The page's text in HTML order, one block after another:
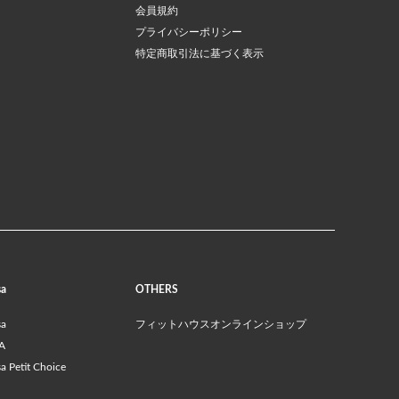
会員規約
プライバシーポリシー
特定商取引法に基づく表示
Petit Choice
OTHERS
フィットハウスオンラインショップ